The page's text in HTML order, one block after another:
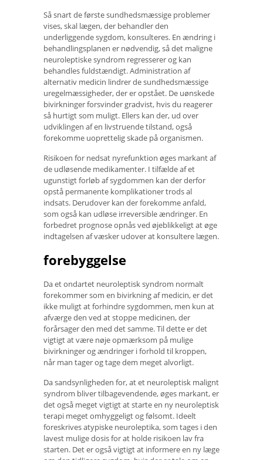
Så snart de første sundhedsmæssige problemer
vises, skal lægen, der behandler den
underliggende sygdom, konsulteres. En ændring i
behandlingsplanen er nødvendig, så det maligne
neuroleptiske syndrom regresserer og kan
behandles fuldstændigt. Administration af
alternativ medicin lindrer de sundhedsmæssige
uregelmæssigheder, der er opstået. De uønskede
bivirkninger forsvinder gradvist, hvis du reagerer
så hurtigt som muligt. Ellers kan der, ud over
udviklingen af ​​en livstruende tilstand, også
forekomme uoprettelig skade på organismen.
Risikoen for nedsat nyrefunktion øges markant af
de udløsende medikamenter. I tilfælde af et
ugunstigt forløb af sygdommen kan der derfor
opstå permanente komplikationer trods al
indsats. Derudover kan der forekomme anfald,
som også kan udløse irreversible ændringer. En
forbedret prognose opnås ved øjeblikkeligt at øge
indtagelsen af ​​væsker udover at konsultere lægen.
forebyggelse
Da et ondartet neuroleptisk syndrom normalt
forekommer som en bivirkning af medicin, er det
ikke muligt at forhindre sygdommen, men kun at
afværge den ved at stoppe medicinen, der
forårsager den med det samme. Til dette er det
vigtigt at være nøje opmærksom på mulige
bivirkninger og ændringer i forhold til kroppen,
når man tager og tage dem meget alvorligt.
Da sandsynligheden for, at et neuroleptisk malignt
syndrom bliver tilbagevendende, øges markant, er
det også meget vigtigt at starte en ny neuroleptisk
terapi meget omhyggeligt og følsomt. Ideelt
foreskrives atypiske neuroleptika, som tages i den
lavest mulige dosis for at holde risikoen lav fra
starten. Det er også vigtigt at informere en ny læge